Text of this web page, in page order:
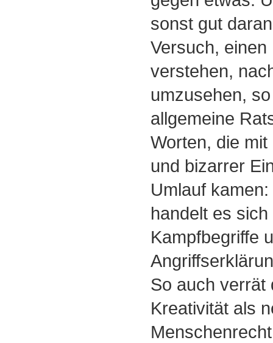
sonst gut
Versuch, einen
verstehen,
umzusehen,
allgemeine
Worten, die
und bizarrer
Umlauf
handelt es
Kampfbegriffe
So auch verrät
Kreativität als